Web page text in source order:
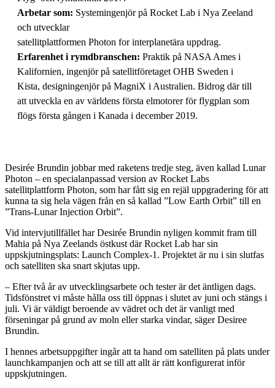
Arbetar som: Systemingenjör på Rocket Lab i Nya Zeeland
och utvecklar
satellitplattformen Photon for interplanetära uppdrag.
Erfarenhet i rymdbranschen: Praktik på NASA Ames i
Kalifornien, ingenjör på satellitföretaget OHB Sweden i
Kista, designingenjör på MagniX i Australien. Bidrog där till
att utveckla en av världens första elmotorer för flygplan som
flögs första gången i Kanada i december 2019.
Desirée Brundin jobbar med raketens tredje steg, även kallad Lunar
Photon – en specialanpassad version av Rocket Labs
satellitplattform Photon, som har fått sig en rejäl uppgradering för att
kunna ta sig hela vägen från en så kallad ”Low Earth Orbit” till en
”Trans-Lunar Injection Orbit”.
Vid intervjutillfället har Desirée Brundin nyligen kommit fram till
Mahia på Nya Zeelands östkust där Rocket Lab har sin
uppskjutningsplats: Launch Complex-1. Projektet är nu i sin slutfas
och satelliten ska snart skjutas upp.
– Efter två år av utvecklingsarbete och tester är det äntligen dags.
Tidsfönstret vi måste hålla oss till öppnas i slutet av juni och stängs i
juli. Vi är väldigt beroende av vädret och det är vanligt med
förseningar på grund av moln eller starka vindar, säger Desiree
Brundin.
I hennes arbetsuppgifter ingår att ta hand om satelliten på plats under
launchkampanjen och att se till att allt är rätt konfigurerat inför
uppskjutningen.